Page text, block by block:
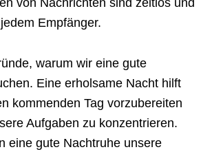
von Nachrichten sind zeitlos und
Empfänger.
warum wir eine gute
Eine erholsame Nacht hilft
kommenden Tag vorzubereiten
Aufgaben zu konzentrieren.
eine gute Nachtruhe unsere